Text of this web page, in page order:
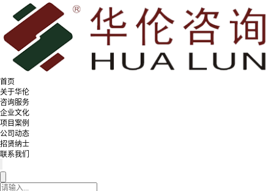
首页
关于华伦
咨询服务
企业文化
项目案例
公司动态
招贤纳士
联系我们